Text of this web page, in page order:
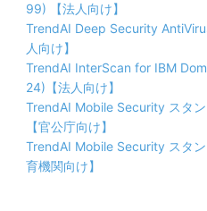
99) 【法人向け】
TrendAI Deep Security
人向け】
TrendAI InterScan for IBM
24)【法人向け】
TrendAI Mobile Security スタ
【官公庁向け】
TrendAI Mobile Security スタ
育機関向け】